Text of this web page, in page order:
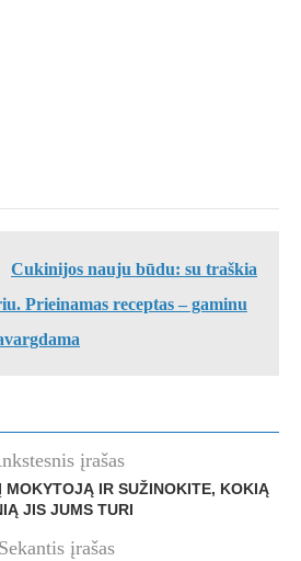
Cukinijos nauju būdu: su traškia
Prieinamas receptas – gaminu
įrašas
MOKYTOJĄ IR SUŽINOKITE, KOKIĄ
JIS JUMS TURI
Sekantis įrašas